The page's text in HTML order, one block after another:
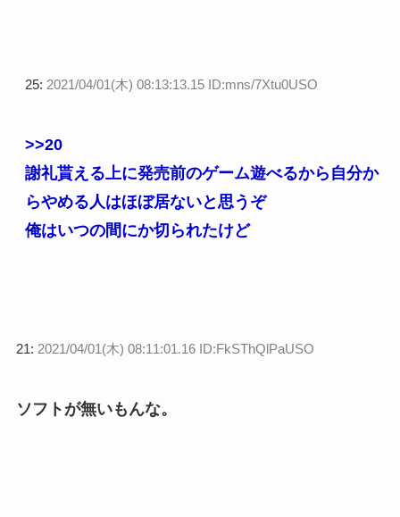
25: 2021/04/01(木) 08:13:13.15 ID:mns/7Xtu0USO
>>20
謝礼貰える上に発売前のゲーム遊べるから自分か
らやめる人はほぼ居ないと思うぞ
俺はいつの間にか切られたけど
21: 2021/04/01(木) 08:11:01.16 ID:FkSThQlPaUSO
ソフトが無いもんな。